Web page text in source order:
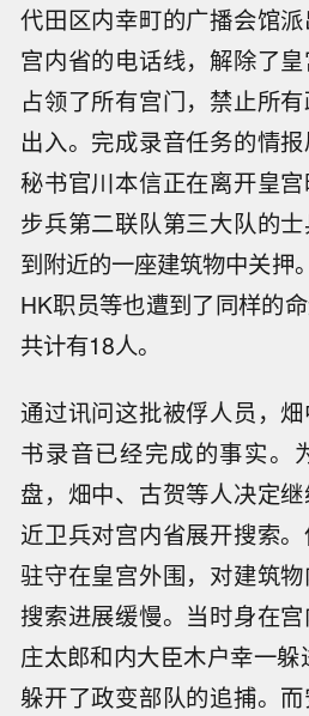
代田区内幸町的广播会馆
宫内省的电话线，解除了
占领了所有宫门，禁止所
出入。完成录音任务的情
秘书官川本信正在离开皇
步兵第二联队第三大队的
到附近的一座建筑物中关押
HK职员等也遭到了同样的
共计有18人。
通过讯问这批被俘人员，
书录音已经完成的事实。
盘，畑中、古贺等人决定
近卫兵对宫内省展开搜索
驻守在皇宫外围，对建筑
搜索进展缓慢。当时身在
庄太郎和内大臣木户幸一
躲开了政变部队的追捕。